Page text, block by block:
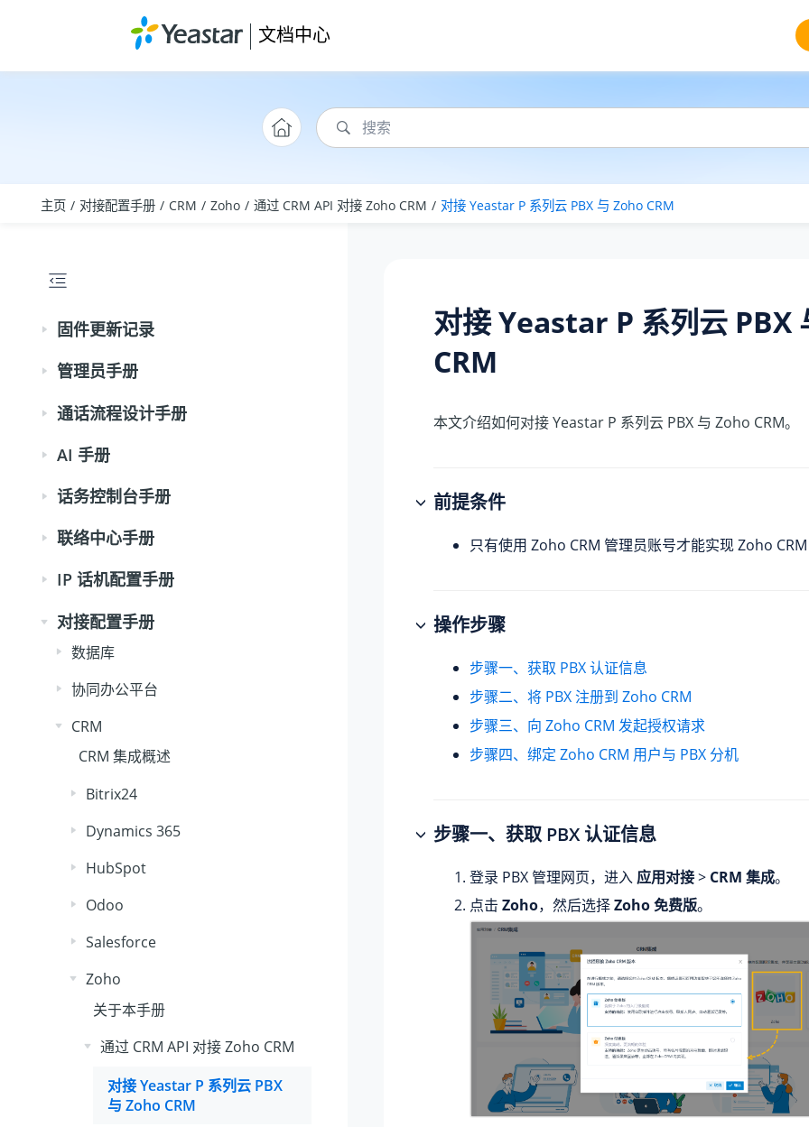
文档中心
主页 对接配置手册 CRM Zoho 通过 CRM API 对接 Zoho CRM 对接 Yeastar P 系列云 PBX 与 Zoho CRM
固件更新记录
管理员手册
通话流程设计手册
AI 手册
话务控制台手册
联络中心手册
IP 话机配置手册
对接配置手册
数据库
协同办公平台
CRM
CRM 集成概述
Bitrix24
Dynamics 365
HubSpot
Odoo
Salesforce
Zoho
关于本手册
通过 CRM API 对接 Zoho CRM
对接Yeastar P 系列云 PBX
与 Zoho CRM
对接Yeastar P 系列云 PBX
CRM
本文介绍如何对接Yeastar P 系列云 PBX 与 Zoho CRM。
前提条件
只有使用 Zoho CRM 管理员账号才能实现 Zoho
操作步骤
步骤一、获取 PBX 认证信息
步骤二、将 PBX 注册到 Zoho CRM
步骤三、向 Zoho CRM 发起授权请求
步骤四、绑定 Zoho CRM 用户与 PBX 分机
步骤一、获取 PBX 认证信息
登录 PBX 管理网页，进入 应用对接> CRM 集成。
点击 Zoho，然后选择Zoho 免费版。